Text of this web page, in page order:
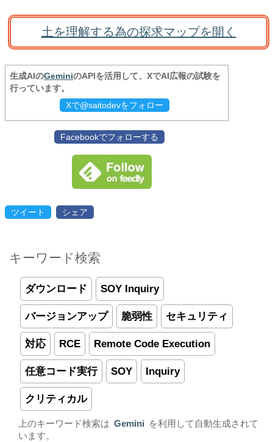
土を理解する為の探求マップを開く
生成AIのGeminiのAPIを活用して、XでAI広報の試験を
行っています。
Xで@saitodevをフォロー
Facebookでフォローする
ツイート シェア
キーワード検索
ダウンロード SOY Inquiry
バージョンアップ 脆弱性 セキュリティ
対応 RCE Remote Code Execution
任意コード実行 SOY Inquiry
クリティカル
上のキーワード検索は Gemini
を利用して自動生成されて
います。